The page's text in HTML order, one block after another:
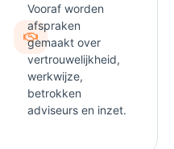
Vooraf worden
afspraken
gemaakt over
vertrouwelijkheid,
werkwijze,
betrokken
adviseurs en inzet.